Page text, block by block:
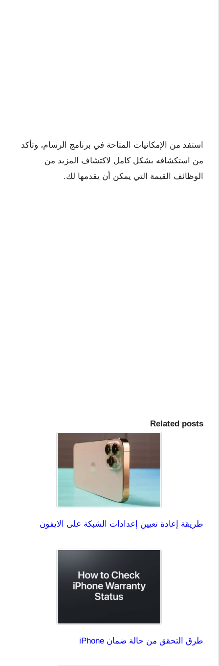
استفد من الإمكانيات المتاحة في برنامج الرسام، وتأكد
من استكشافه بشكل كامل لاكتشاف المزيد من
الوظائف القيمة التي يمكن أن يقدمها لك.
Related posts
طريقة إعادة تعيين إعدادات الشبكة على الايفون
طرق التحقق من حالة ضمان iPhone